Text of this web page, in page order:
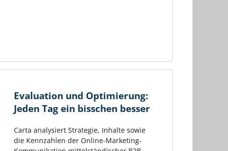
Evaluation und Optimierung:
Jeden Tag ein bisschen besser
Carta analysiert Strategie, Inhalte sowie
die Kennzahlen der Online-Marketing-